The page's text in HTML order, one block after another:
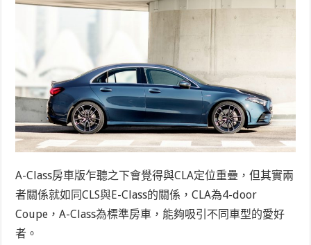
A-Class房車版乍聽之下會覺得與CLA定位重疊，但其實兩
者關係就如同CLS與E-Class的關係，CLA為4-door
Coupe，A-Class為標準房車，能夠吸引不同車型的愛好
者。